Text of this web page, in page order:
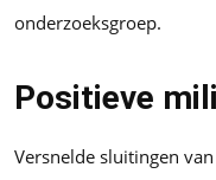
onderzoeksgroep.
Positieve
Versnelde sluitingen